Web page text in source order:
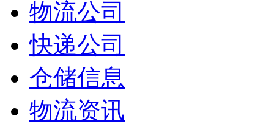
物流公司
快递公司
仓储信息
物流资讯